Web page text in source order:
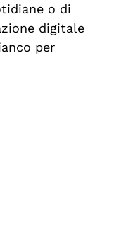
o di
digitale
per